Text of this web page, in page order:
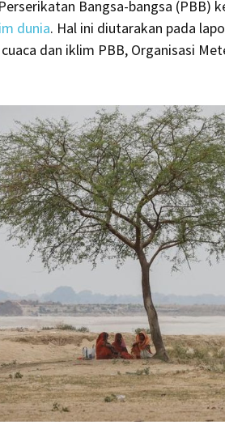
Bukti
Baru
Tentang
Dekat
Perserikatan Bangsa-bangsa (PBB)
dunia. Hal ini diutarakan pada
dan iklim PBB, Organisasi